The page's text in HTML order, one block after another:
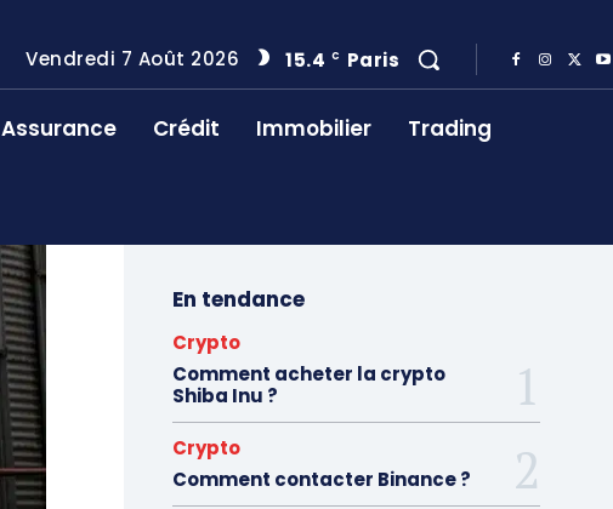
Vendredi 7 Août 2026 15.4 C Paris
Assurance Crédit Immobilier Trading
En tendance
Crypto
Comment acheter la crypto
Shiba Inu ?
Crypto
Comment contacter Binance ?